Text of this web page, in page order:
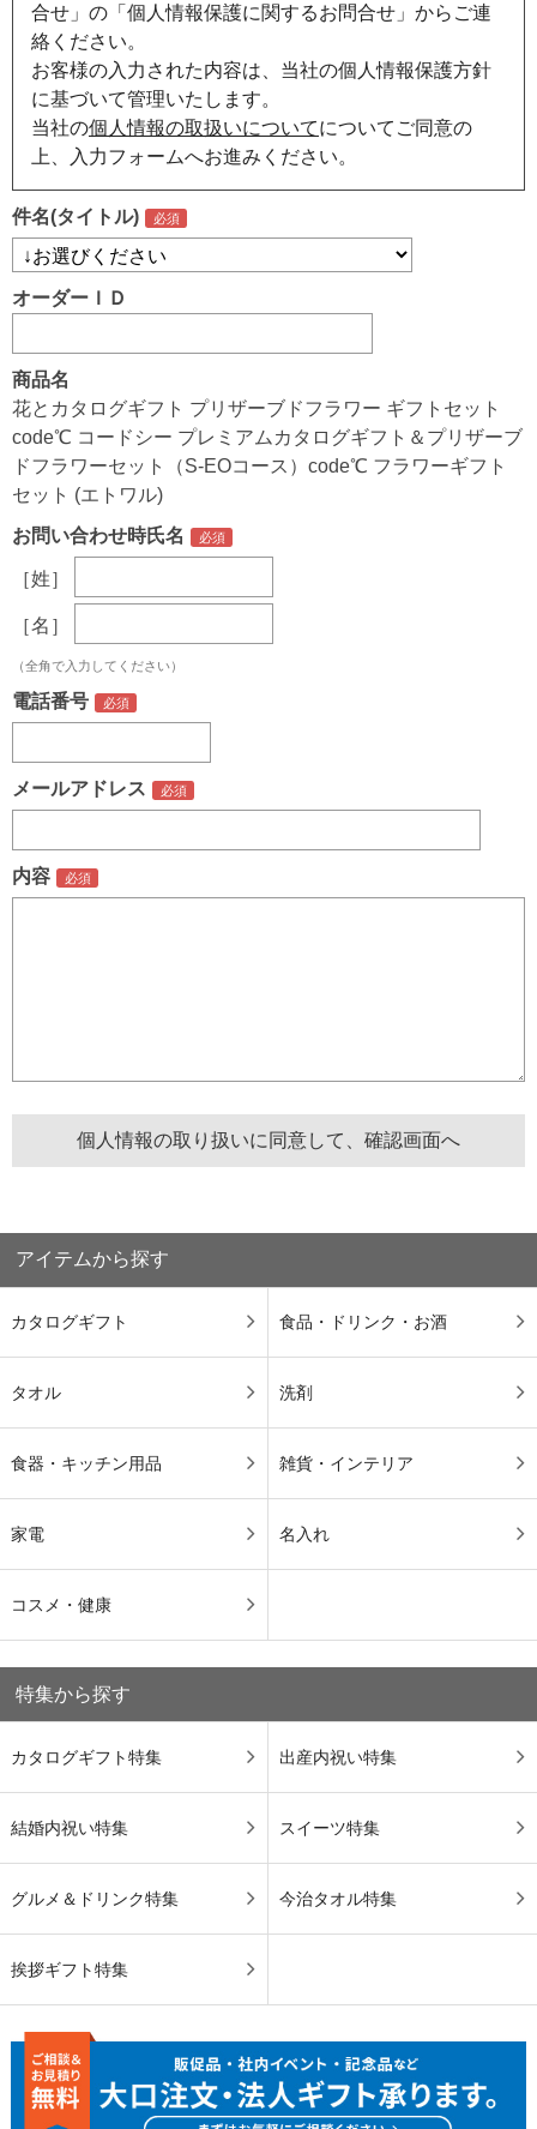
合せ」の「個人情報保護に関するお問合せ」からご連
絡ください。
お客様の入力された内容は、当社の個人情報保護方針
に基づいて管理いたします。
当社の個人情報の取扱いについてについてご同意の
上、入力フォームへお進みください。
件名(タイトル)
オーダーＩＤ
商品名
花とカタログギフト プリザーブドフラワー ギフトセット
code℃ コードシー プレミアムカタログギフト＆プリザーブ
ドフラワーセット（S-EOコース）code℃ フラワーギフト
セット (エトワル)
お問い合わせ時氏名
［姓］
［名］
（全角で入力してください）
電話番号
メールアドレス
内容
アイテムから探す
カタログギフト 食品・ドリンク・お酒
タオル 洗剤
食器・キッチン用品 雑貨・インテリア
家電 名入れ
コスメ・健康
特集から探す
カタログギフト特集 出産内祝い特集
結婚内祝い特集 スイーツ特集
グルメ＆ドリンク特集 今治タオル特集
挨拶ギフト特集